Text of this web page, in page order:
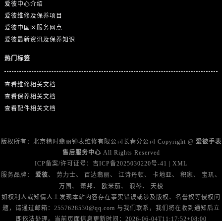
澳门特别行政区望德堂区塔石广场爱彼售后服务中心（需提前预约）
广东省广州市越秀区环市东路371-375号世界贸易中心大厦南塔15层1507室爱彼售后服务中心（需提前预约）
广东省揭阳市榕城进贤门步行街爱彼售后服务中心（需提前预约）
广东省茂名市电白区水东街道迎宾大道爱彼售后服务中心（需提前预约）
爱彼中心介绍
爱彼维修及保养项目
爱彼中国区服务网点
爱彼最新资讯及保养知识
热门标签
查看维修相关文档
查看保养相关文档
查看配件相关文档
版权所有：北京精时翡丽钟表维修有限公司长春分公司 Copyright @ 爱彼手表
售后服务中心 All Rights Reserved
ICP备案/许可证号： 吉ICP备2025030220号-41
XML
服务品牌： 爱彼、 劳力士、 百达翡丽 、 江诗丹顿 、 卡地亚、 积家、 宝玑、
万国 、 萧邦、 欧米茄 、 浪琴、 天梭
如权利人或知情人士发现本站内容存在事实错误或涉及版权、名誉权等侵权问
题，请通过邮箱：2557628530@qq.com 与我们联系，我们将在收到通知后立
即依法处理。当前页面信息更新时间：2026-06-04T11:17:52+08:00